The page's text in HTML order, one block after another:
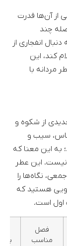
از آن‌ها قدرت
چند
انفجاری از
کند، این
با
از شکوه و
سیب و
به این معنا که
نیست. این عطر
نگاه‌ها را
هستید که
اول است.
فصل
مناسب